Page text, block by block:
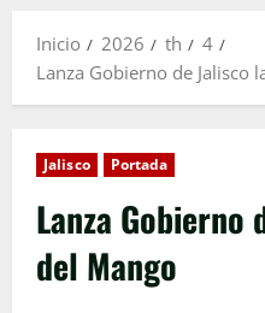
Inicio 2026 th
4
Lanza Gobierno de Jalisco
Jalisco Portada
Lanza Gobierno
del Mango